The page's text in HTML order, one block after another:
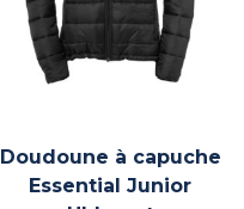
Doudoune à capuche
Essential Junior